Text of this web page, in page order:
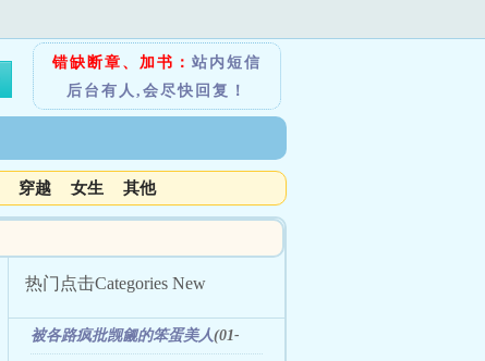
错缺断章、加书： 站内短信
后台有人,会尽快回复！
穿越 女生 其他
热门点击Categories New
被各路疯批觊觎的笨蛋美人(01-